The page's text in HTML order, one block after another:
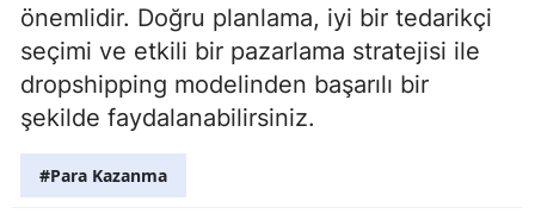
önemlidir. Doğru planlama, iyi bir tedarikçi
seçimi ve etkili bir pazarlama stratejisi ile
dropshipping modelinden başarılı bir
şekilde faydalanabilirsiniz.
#Para Kazanma